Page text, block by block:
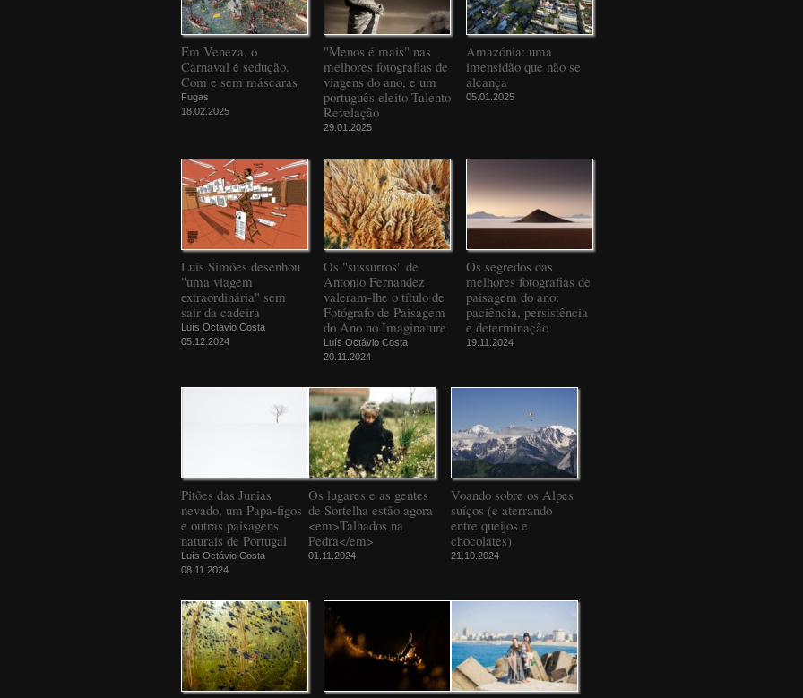
Em Veneza, o
Carnaval é sedução.
Com e sem máscaras
Fugas
18.02.2025
"Menos é mais" nas
melhores fotografias de
viagens do ano, e um
português eleito Talento
Revelação
29.01.2025
Amazónia: uma
imensidão que não se
alcança
05.01.2025
Luís Simões desenhou
"uma viagem
extraordinária" sem
sair da cadeira
Luís Octávio Costa
05.12.2024
Os "sussurros" de
Antonio Fernandez
valeram-lhe o título de
Fotógrafo de Paisagem
do Ano no Imaginature
Luís Octávio Costa
20.11.2024
Os segredos das
melhores fotografias de
paisagem do ano:
paciência, persistência
e determinação
19.11.2024
Pitões das Junias
nevado, um Papa-figos
e outras paisagens
naturais de Portugal
Luís Octávio Costa
08.11.2024
Os lugares e as gentes
de Sortelha estão agora
<em>Talhados na
Pedra</em>
01.11.2024
Voando sobre os Alpes
suíços (e aterrando
entre queijos e
chocolates)
21.10.2024